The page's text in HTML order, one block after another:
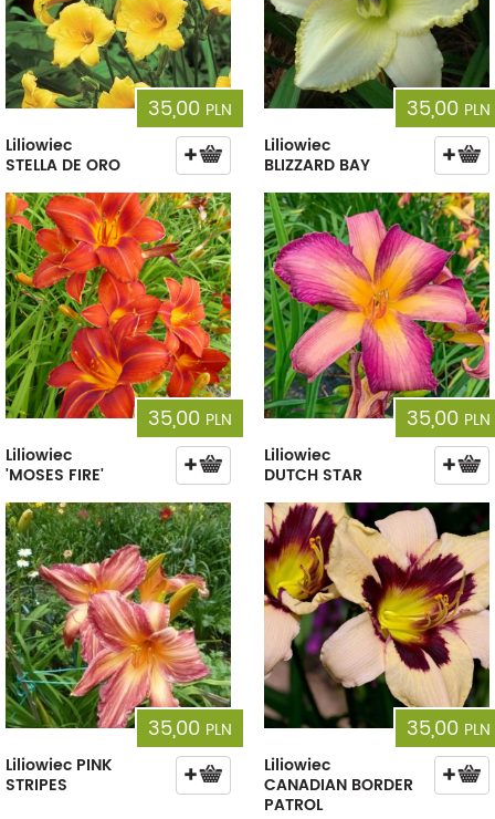
35,00 PLN
Liliowiec
STELLA DE ORO
35,00 PLN
Liliowiec
BLIZZARD BAY
35,00 PLN
Liliowiec
'MOSES FIRE'
35,00 PLN
Liliowiec
DUTCH STAR
35,00 PLN
Liliowiec PINK
STRIPES
35,00 PLN
Liliowiec
CANADIAN BORDER
PATROL